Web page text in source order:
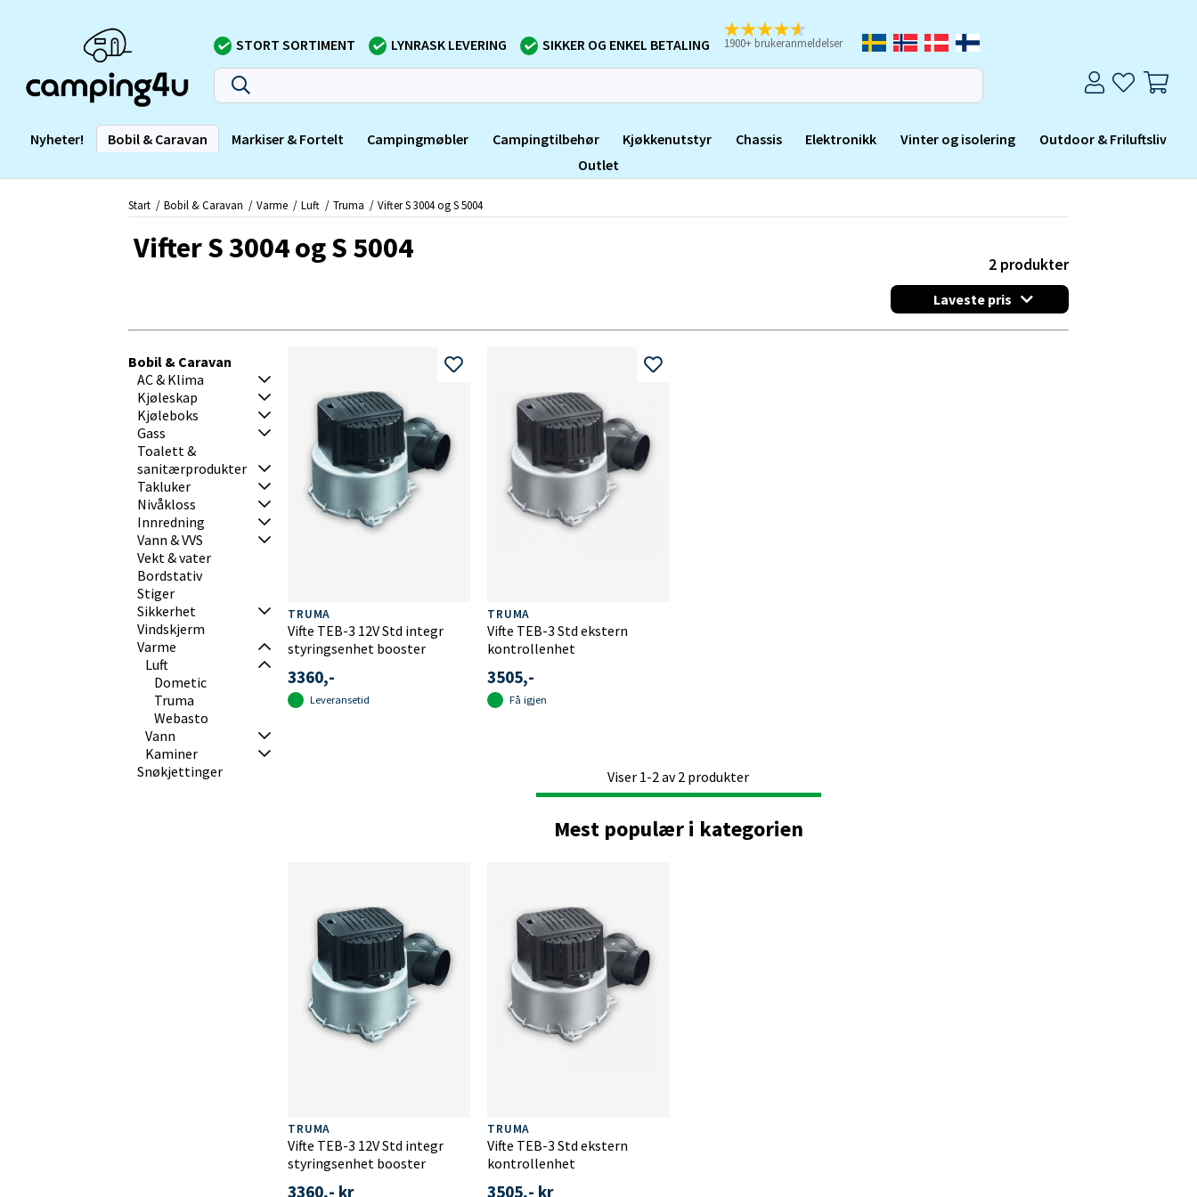
STORT SORTIMENT LYNRASK LEVERING SIKKER OG ENKEL BETALING 1900+ brukeranmeldelser
Nyheter! Bobil & Caravan Markiser & Fortelt Campingmøbler Campingtilbehør Kjøkkenutstyr Chassis Elektronikk Vinter og isolering
Outdoor & Friluftsliv
Outlet
Start Bobil & Caravan Varme Luft Truma Vifter S 3004 og S 5004
Vifter S 3004 og S 5004 2 produkter
Laveste pris
Bobil & Caravan
AC & Klima
Kjøleskap
Kjøleboks
Gass
Toalett &
sanitærprodukter
Takluker
Nivåkloss
Innredning
Vann & VVS
Vekt & vater
Bordstativ
Stiger
Sikkerhet
Vindskjerm
Varme
Luft
Dometic
Truma
Webasto
Vann
Kaminer
Snøkjettinger
TRUMA
Vifte TEB-3 12V Std integr
styringsenhet booster
3360,-
Leveransetid
TRUMA
Vifte TEB-3 Std ekstern
kontrollenhet
3505,-
Få igjen
Viser 1-2av2 produkter
Mest populær i kategorien
TRUMA
Vifte TEB-3 12V Std integr
styringsenhet booster
3360,- kr
TRUMA
Vifte TEB-3 Std ekstern
kontrollenhet
3505,- kr